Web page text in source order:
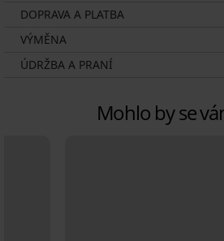
DOPRAVA A PLATBA
VÝMĚNA
ÚDRŽBA A PRANÍ
Mohlo by se